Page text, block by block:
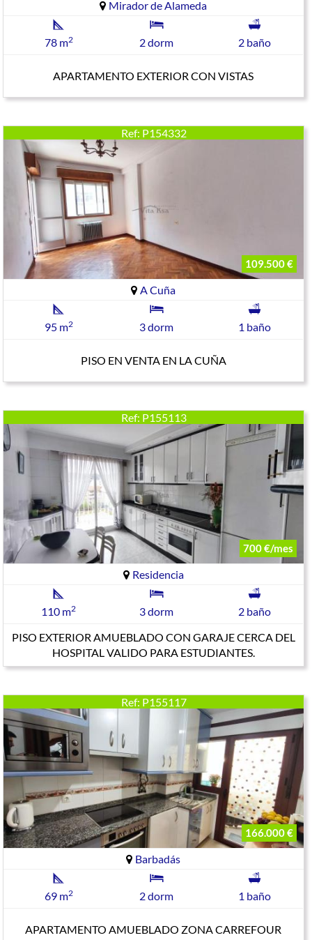
Mirador de Alameda
78 m2 2 dorm 2 baño
APARTAMENTO EXTERIOR CON VISTAS
Ref: P154332
109.500 €
A Cuña
95 m2 3 dorm 1 baño
PISO EN VENTA EN LA CUÑA
Ref: P155113
700 €/mes
Residencia
110 m2 3 dorm
2 baño
PISO EXTERIOR AMUEBLADO CON GARAJE CERCA DEL
HOSPITAL VALIDO PARA ESTUDIANTES.
Ref: P155117
166.000 €
Barbadás
69 m2 2 dorm 1 baño
APARTAMENTO AMUEBLADO ZONA CARREFOUR